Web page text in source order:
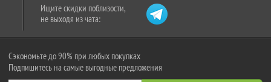
Ищите скидки поблизости,
не выходя из чата:
Сэкономьте до 90% при любых покупках
Подпишитесь на самые выгодные предложения